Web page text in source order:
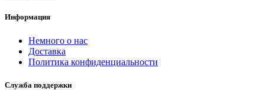
Информация
Немного о нас
Доставка
Политика конфиденциальности
Служба поддержки